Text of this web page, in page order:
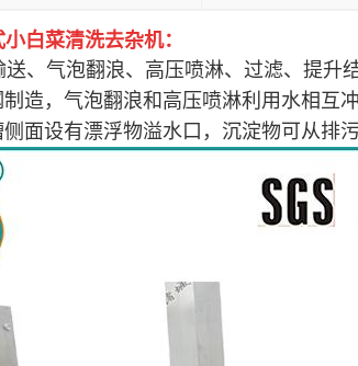
白菜清洗去杂机：
、气泡翻浪、高压喷淋、过滤、提升
制造， 气泡翻浪和高压喷淋利用水相互
侧面设有漂浮物溢水口，沉淀物可从排